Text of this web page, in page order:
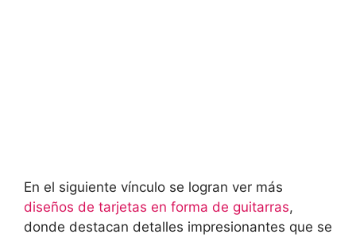
En el siguiente vínculo se logran ver más
diseños de tarjetas en forma de guitarras,
donde destacan detalles impresionantes que se